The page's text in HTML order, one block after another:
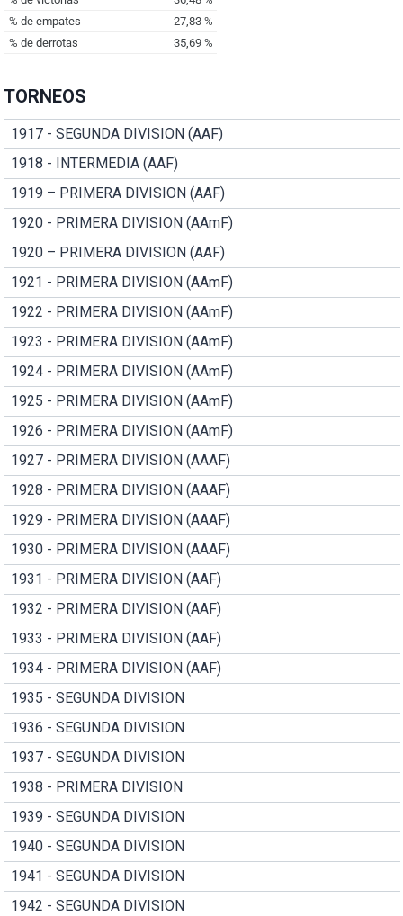
TORNEOS
1917 - SEGUNDA DIVISION (AAF)
1918 - INTERMEDIA (AAF)
1919 – PRIMERA DIVISION (AAF)
1920 - PRIMERA DIVISION (AAmF)
1920 – PRIMERA DIVISION (AAF)
1921 - PRIMERA DIVISION (AAmF)
1922 - PRIMERA DIVISION (AAmF)
1923 - PRIMERA DIVISION (AAmF)
1924 - PRIMERA DIVISION (AAmF)
1925 - PRIMERA DIVISION (AAmF)
1926 - PRIMERA DIVISION (AAmF)
1927 - PRIMERA DIVISION (AAAF)
1928 - PRIMERA DIVISION (AAAF)
1929 - PRIMERA DIVISION (AAAF)
1930 - PRIMERA DIVISION (AAAF)
1931 - PRIMERA DIVISION (AAF)
1932 - PRIMERA DIVISION (AAF)
1933 - PRIMERA DIVISION (AAF)
1934 - PRIMERA DIVISION (AAF)
1935 - SEGUNDA DIVISION
1936 - SEGUNDA DIVISION
1937 - SEGUNDA DIVISION
1938 - PRIMERA DIVISION
1939 - SEGUNDA DIVISION
1940 - SEGUNDA DIVISION
1941 - SEGUNDA DIVISION
1942 - SEGUNDA DIVISION